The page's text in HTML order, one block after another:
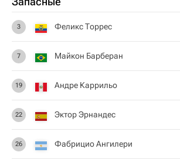
3 Феликс Торрес
7 Майкон Барберан
19 Андре Каррильо
22 Эктор Эрнандес
26 Фабрицио Ангилери